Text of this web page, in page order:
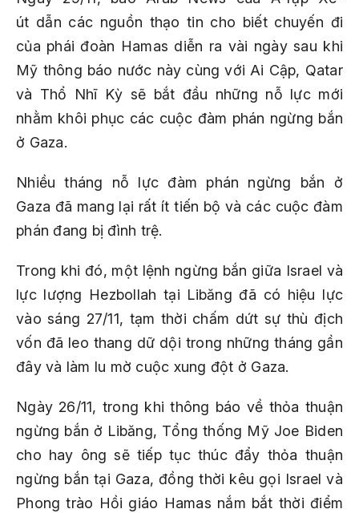
út dẫn các nguồn thạo tin cho biết chuyến đi
của phái đoàn Hamas diễn ra vài ngày sau khi
Mỹ thông báo nước này cùng với Ai Cập, Qatar
và Thổ Nhĩ Kỳ sẽ bắt đầu những nỗ lực mới
nhằm khôi phục các cuộc đàm phán ngừng bắn
ở Gaza.
Nhiều tháng nỗ lực đàm phán ngừng bắn ở
Gaza đã mang lại rất ít tiến bộ và các cuộc đàm
phán đang bị đình trệ.
Trong khi đó, một lệnh ngừng bắn giữa Israel và
lực lượng Hezbollah tại Libăng đã có hiệu lực
vào sáng 27/11, tạm thời chấm dứt sự thù địch
vốn đã leo thang dữ dội trong những tháng gần
đây và làm lu mờ cuộc xung đột ở Gaza.
Ngày 26/11, trong khi thông báo về thỏa thuận
ngừng bắn ở Libăng, Tổng thống Mỹ Joe Biden
cho hay ông sẽ tiếp tục thúc đẩy thỏa thuận
ngừng bắn tại Gaza, đồng thời kêu gọi Israel và
Phong trào Hồi giáo Hamas nắm bắt thời điểm